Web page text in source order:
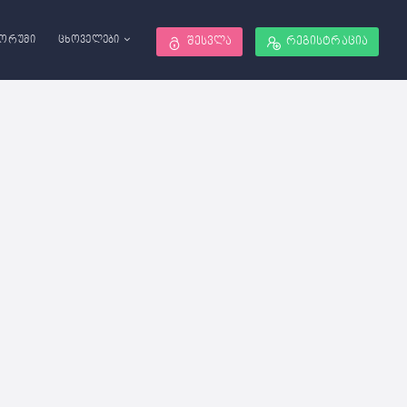
ცხოველები შესვლა რეგისტრაცია